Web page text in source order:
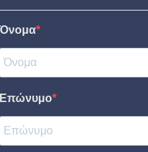
Όνομα
Επώνυμο